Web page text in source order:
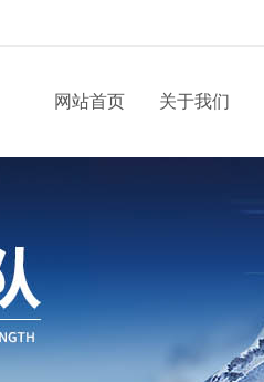
网站首页 关于我们